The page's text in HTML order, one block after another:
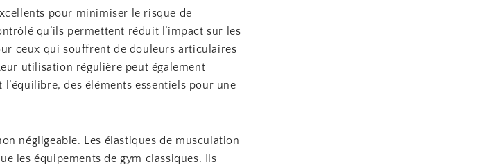
pour minimiser le risque de
qu’ils permettent réduit l’impact sur les
ceux qui souffrent de douleurs articulaires
utilisation régulière peut également
des éléments essentiels pour une
négligeable. Les élastiques de musculation
les équipements de gym classiques. Ils